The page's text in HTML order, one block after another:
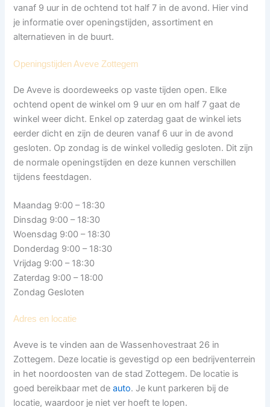
vanaf 9 uur in de ochtend tot half 7 in de avond. Hier vind
je informatie over openingstijden, assortiment en
alternatieven in de buurt.
Openingstijden Aveve Zottegem
De Aveve is doordeweeks op vaste tijden open. Elke
ochtend opent de winkel om 9 uur en om half 7 gaat de
winkel weer dicht. Enkel op zaterdag gaat de winkel iets
eerder dicht en zijn de deuren vanaf 6 uur in de avond
gesloten. Op zondag is de winkel volledig gesloten. Dit zijn
de normale openingstijden en deze kunnen verschillen
tijdens feestdagen.
Maandag 9:00 – 18:30
Dinsdag 9:00 – 18:30
Woensdag 9:00 – 18:30
Donderdag 9:00 – 18:30
Vrijdag 9:00 – 18:30
Zaterdag 9:00 – 18:00
Zondag Gesloten
Adres en locatie
Aveve is te vinden aan de Wassenhovestraat 26 in
Zottegem. Deze locatie is gevestigd op een bedrijventerrein
in het noordoosten van de stad Zottegem. De locatie is
goed bereikbaar met deauto. Je kunt parkeren bij de
locatie, waardoor je niet ver hoeft te lopen.